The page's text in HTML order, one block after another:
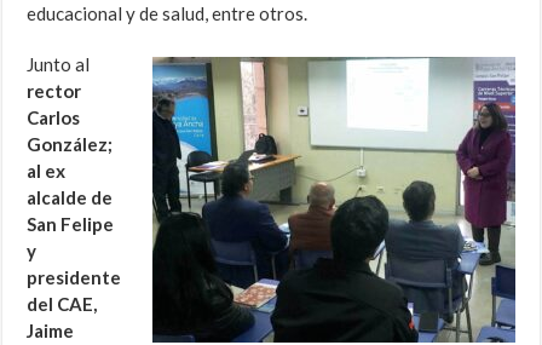
educacional y de salud, entre otros.
Junto al
rector
Carlos
González;
al ex
alcalde de
San Felipe
y
presidente
del CAE,
Jaime